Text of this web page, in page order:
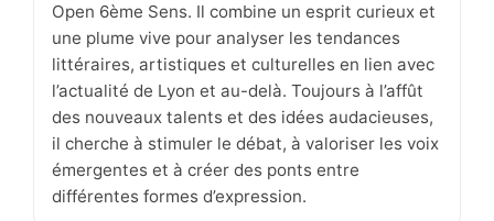
Open 6ème Sens. Il combine un esprit curieux et
une plume vive pour analyser les tendances
littéraires, artistiques et culturelles en lien avec
l’actualité de Lyon et au-delà. Toujours à l’affût
des nouveaux talents et des idées audacieuses,
il cherche à stimuler le débat, à valoriser les voix
émergentes et à créer des ponts entre
différentes formes d’expression.